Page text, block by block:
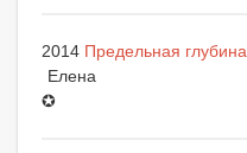
2014 Предельная глубина
Елена
✪